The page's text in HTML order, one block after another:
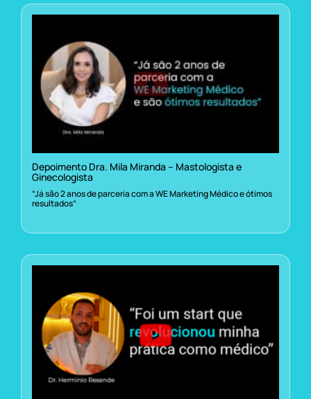
Depoimento Dra. Mila Miranda – Mastologista e
Ginecologista
“Já são 2 anos de parceria com a WE Marketing Médico e ótimos
resultados”